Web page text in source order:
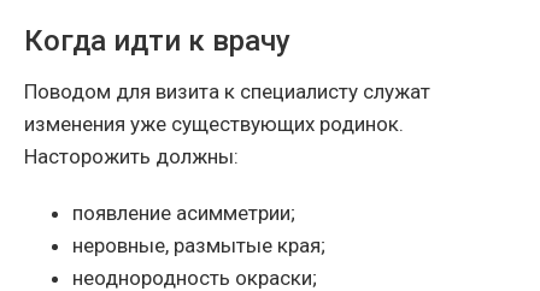
Когда идти к врачу
Поводом для визита к специалисту служат
изменения уже существующих родинок.
Насторожить должны:
появление асимметрии;
неровные, размытые края;
неоднородность окраски;